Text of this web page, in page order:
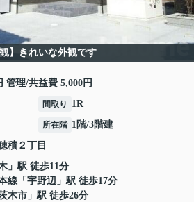
観】きれいな外観です
管理/共益費 5,000円
間取り 1R
所在階 1階/3階建
積 ２丁目
」駅 徒歩11分
線 「 宇野辺 」駅 徒歩17分
木市 」駅 徒歩26分